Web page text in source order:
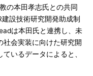
の本田孝志氏との共同
設技術研究開発助成制
は本田氏と連携し、未
会実装に向けた研究開
いるデータによると、